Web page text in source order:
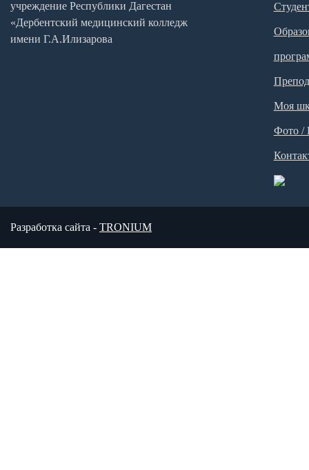
учреждение Республики Дагестан
«Дербентский медицинский колледж
имени Г.А.Илизарова
Моя
Фото /
Разработка сайта - TRONIUM